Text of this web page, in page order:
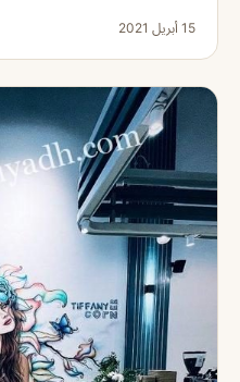
15 أبريل 2021